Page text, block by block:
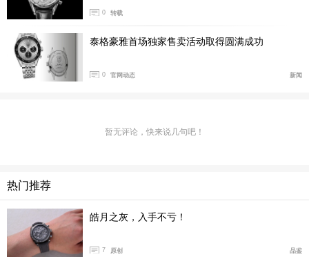
3时的日历窗，看起来常规，但每五天就会给你不一样的
小惊喜。5 号是能带来无敌效果的星星，10 号是可攻击对
手的蓝龟壳，15 号是加速前进的红蘑菇，20 号是让人打
滑的香蕉皮，25 号是追踪目标的红龟壳，30 号则是威力
0 转载
泰格豪雅首场独家售卖活动取得圆满成功
0 官网动态 新闻
暂无评论，快来说几句吧！
热门推荐
皓月之灰，入手不亏！
7 原创 品鉴